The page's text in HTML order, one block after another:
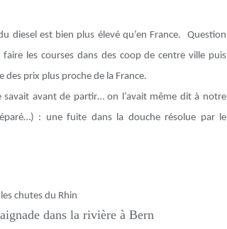
diesel est bien plus élevé qu’en France. Question
les courses dans des coop de centre ville puis
prix plus proche de la France.
avant de partir… on l’avait même dit à notre
: une fuite dans la douche résolue par le
chutes du Rhin
dans la rivière à Bern